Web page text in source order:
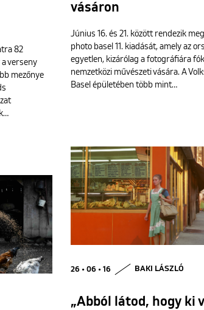
82
verseny
mezőnye
vásáron
Június 16. és 21. között rendezik
photo basel 11. kiadását, amely az
egyetlen, kizárólag a fotográfiára
nemzetközi művészeti vására. A
Basel épületében több mint…
26 • 06 • 16 BAKI LÁSZLÓ
„Abból látod, hogy ki